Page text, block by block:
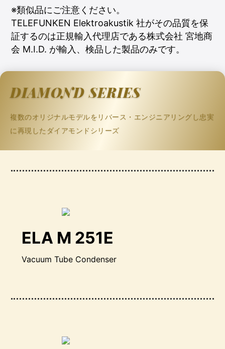
※類似品にご注意ください。
TELEFUNKEN Elektroakustik 社がその品質を保
証するのは正規輸入代理店である株式会社 宮地商
会 M.I.D. が輸入、検品した製品のみです。
DIAMOND SERIES
複数のオリジナルモデルをリバース・エンジニアリングし忠実
に再現したダイアモンドシリーズ
ELA M 251E
Vacuum Tube Condenser